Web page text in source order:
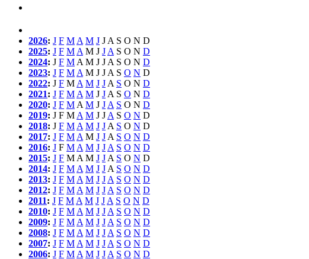
2026: J F M A M J J A S O N D
2025: J F M A M J J A S O N D
2024: J F M A M J J A S O N D
2023: J F M A M J J A S O N D
2022: J F M A M J J A S O N D
2021: J F M A M J J A S O N D
2020: J F M A M J J A S O N D
2019: J F M A M J J A S O N D
2018: J F M A M J J A S O N D
2017: J F M A M J J A S O N D
2016: J F M A M J J A S O N D
2015: J F M A M J J A S O N D
2014: J F M A M J J A S O N D
2013: J F M A M J J A S O N D
2012: J F M A M J J A S O N D
2011: J F M A M J J A S O N D
2010: J F M A M J J A S O N D
2009: J F M A M J J A S O N D
2008: J F M A M J J A S O N D
2007: J F M A M J J A S O N D
2006: J F M A M J J A S O N D